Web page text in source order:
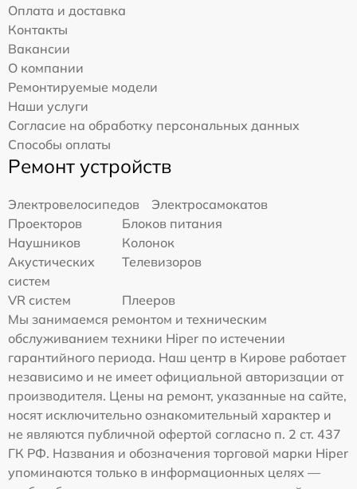
Оплата и доставка
Контакты
Вакансии
О компании
Ремонтируемые модели
Наши услуги
Согласие на обработку персональных данных
Способы оплаты
Ремонт устройств
Электровелосипедов
Электросамокатов
Проекторов
Блоков питания
Наушников
Колонок
Акустических
систем
Телевизоров
VR систем
Плееров
Мы занимаемся ремонтом и техническим
обслуживанием техники Hiper по истечении
гарантийного периода. Наш центр в Кирове работает
независимо и не имеет официальной авторизации от
производителя. Цены на ремонт, указанные на сайте,
носят исключительно ознакомительный характер и
не являются публичной офертой согласно п. 2 ст. 437
ГК РФ. Названия и обозначения торговой марки Hiper
упоминаются только в информационных целях —